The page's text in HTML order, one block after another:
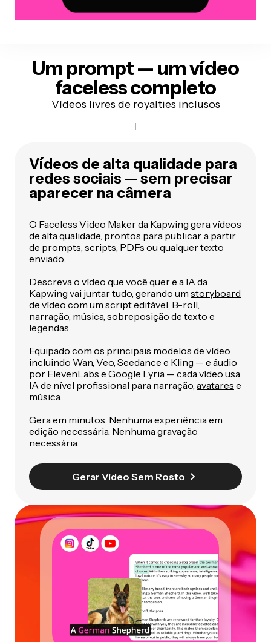
Um prompt — um vídeo
faceless completo
Vídeos livres de royalties inclusos
Vídeos de alta qualidade para
redes sociais — sem precisar
aparecer na câmera
O Faceless Video Maker da Kapwing gera vídeos
de alta qualidade, prontos para publicar, a partir
de prompts, scripts, PDFs ou qualquer texto
enviado.
Descreva o vídeo que você quer e a IA da
Kapwing vai juntar tudo, gerando um storyboard
de vídeo com um script editável, B-roll,
narração, música, sobreposição de texto e
legendas.
Equipado com os principais modelos de vídeo
incluindo Wan, Veo, Seedance e Kling — e áudio
por ElevenLabs e Google Lyria — cada vídeo usa
IA de nível profissional para narração, avatares e
música.
Gera em minutos. Nenhuma experiência em
edição necessária. Nenhuma gravação
necessária.
Gerar Vídeo Sem Rosto